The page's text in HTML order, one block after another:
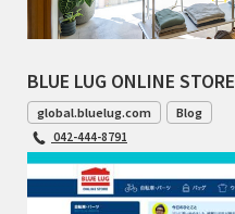
BLUE LUG ONLINE STORE
global.bluelug.com Blog
042-444-8791